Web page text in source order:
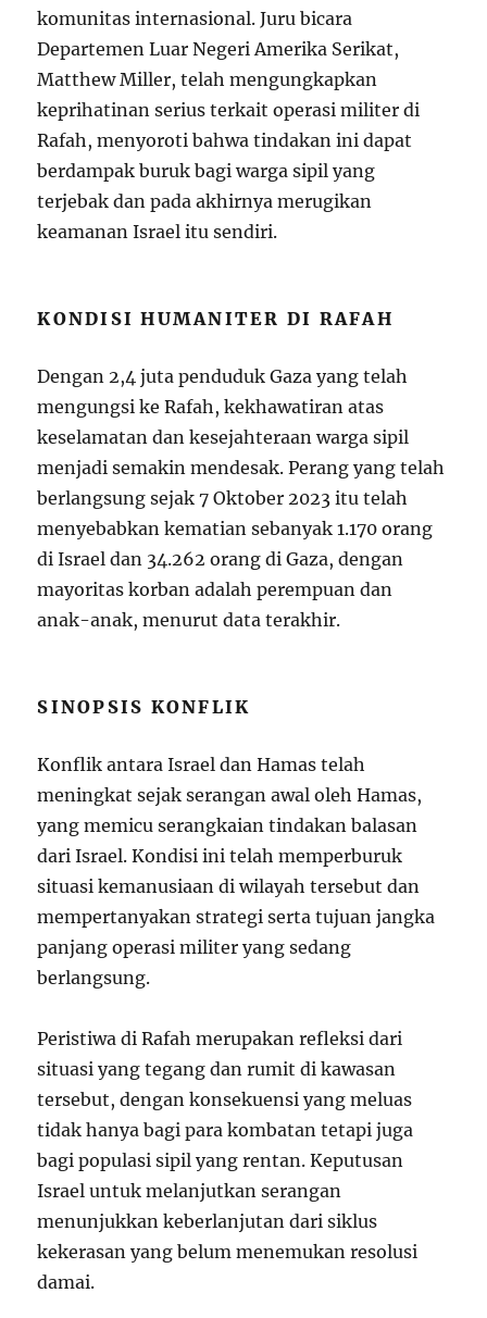
komunitas internasional. Juru bicara
Departemen Luar Negeri Amerika Serikat,
Matthew Miller, telah mengungkapkan
keprihatinan serius terkait operasi militer di
Rafah, menyoroti bahwa tindakan ini dapat
berdampak buruk bagi warga sipil yang
terjebak dan pada akhirnya merugikan
keamanan Israel itu sendiri.
KONDISI HUMANITER DI RAFAH
Dengan 2,4 juta penduduk Gaza yang telah
mengungsi ke Rafah, kekhawatiran atas
keselamatan dan kesejahteraan warga sipil
menjadi semakin mendesak. Perang yang telah
berlangsung sejak 7 Oktober 2023 itu telah
menyebabkan kematian sebanyak 1.170 orang
di Israel dan 34.262 orang di Gaza, dengan
mayoritas korban adalah perempuan dan
anak-anak, menurut data terakhir.
SINOPSIS KONFLIK
Konflik antara Israel dan Hamas telah
meningkat sejak serangan awal oleh Hamas,
yang memicu serangkaian tindakan balasan
dari Israel. Kondisi ini telah memperburuk
situasi kemanusiaan di wilayah tersebut dan
mempertanyakan strategi serta tujuan jangka
panjang operasi militer yang sedang
berlangsung.
Peristiwa di Rafah merupakan refleksi dari
situasi yang tegang dan rumit di kawasan
tersebut, dengan konsekuensi yang meluas
tidak hanya bagi para kombatan tetapi juga
bagi populasi sipil yang rentan. Keputusan
Israel untuk melanjutkan serangan
menunjukkan keberlanjutan dari siklus
kekerasan yang belum menemukan resolusi
damai.